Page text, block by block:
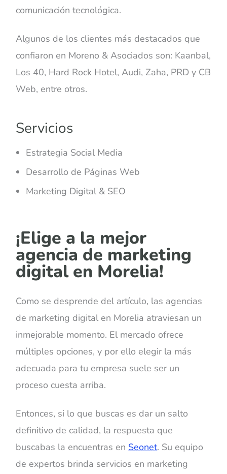
comunicación tecnológica.
Algunos de los clientes más destacados que
confiaron en Moreno & Asociados son: Kaanbal,
Los 40, Hard Rock Hotel, Audi, Zaha, PRD y CB
Web, entre otros.
Servicios
Estrategia Social Media
Desarrollo de Páginas Web
Marketing Digital & SEO
¡Elige a la mejor
agencia de marketing
digital en Morelia!
Como se desprende del artículo, las agencias
de marketing digital en Morelia atraviesan un
inmejorable momento. El mercado ofrece
múltiples opciones, y por ello elegir la más
adecuada para tu empresa suele ser un
proceso cuesta arriba.
Entonces, si lo que buscas es dar un salto
definitivo de calidad, la respuesta que
buscabas la encuentras en Seonet. Su equipo
de expertos brinda servicios en marketing